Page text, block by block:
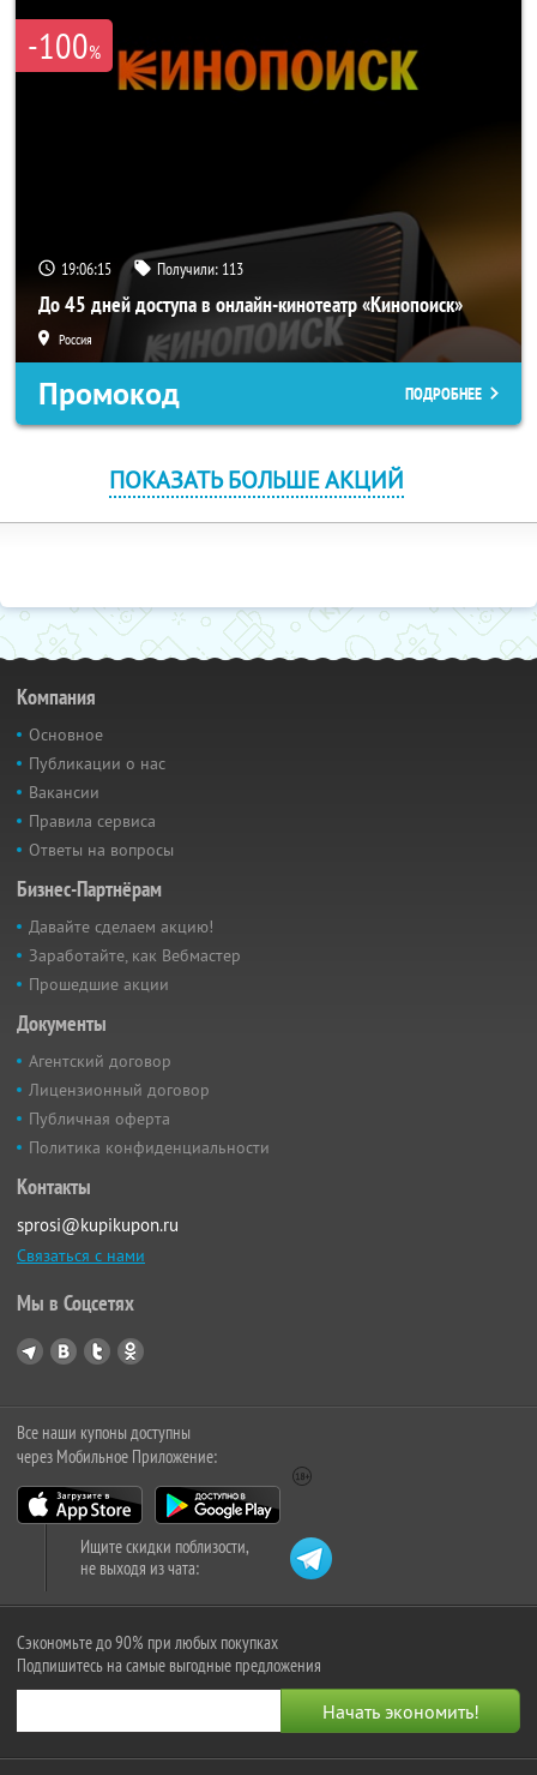
-100%
19:06:15 Получили: 113
До 45 дней доступа в онлайн-кинотеатр «Кинопоиск»
Россия
Промокод ПОДРОБНЕЕ
ПОКАЗАТЬ БОЛЬШЕ АКЦИЙ
Компания
Основное
Публикации о нас
Вакансии
Правила сервиса
Ответы на вопросы
Бизнес-Партнёрам
Давайте сделаем акцию!
Заработайте, как Вебмастер
Прошедшие акции
Документы
Агентский договор
Лицензионный договор
Публичная оферта
Политика конфиденциальности
Контакты
sprosi@kupikupon.ru
Связаться с нами
Мы в Соцсетях
Все наши купоны доступны
через Мобильное Приложение:
Ищите скидки поблизости,
не выходя из чата:
Сэкономьте до 90% при любых покупках
Подпишитесь на самые выгодные предложения